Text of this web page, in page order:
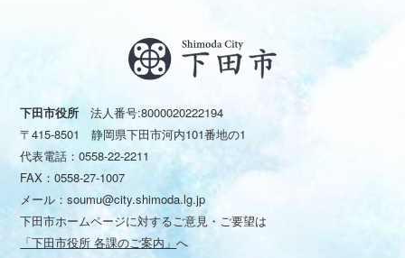
下田市役所 法人番号:8000020222194
〒415-8501 静岡県下田市河内101番地の1
代表電話：0558-22-2211
FAX：0558-27-1007
メール：soumu@city.shimoda.lg.jp
下田市ホームページに対するご意見・ご要望は
「下田市役所 各課のご案内」へ